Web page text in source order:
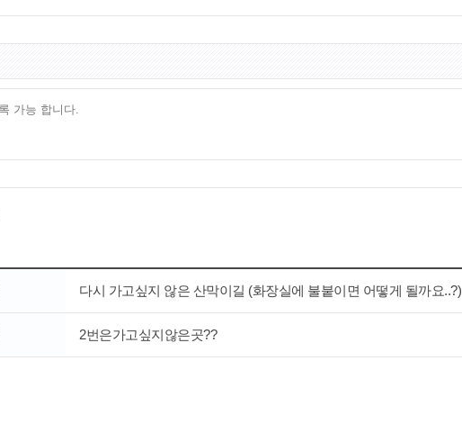
다시 가고싶지 않은 산막이길 (화장실에 불붙이면 어떻게 될까요..?)
2번은가고싶지않은곳??